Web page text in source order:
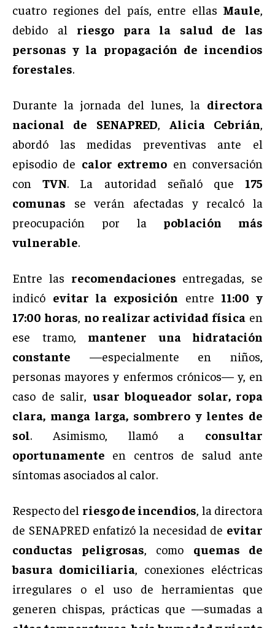
cuatro regiones del país, entre ellas Maule,
debido al riesgo para la salud de las
personas y la propagación de incendios
forestales.
Durante la jornada del lunes, la directora
nacional de SENAPRED, Alicia Cebrián,
abordó las medidas preventivas ante el
episodio de calor extremo en conversación
conTVN. La autoridad señaló que 175
comunas se verán afectadas y recalcó la
preocupación por la población más
vulnerable.
Entre las recomendaciones entregadas, se
indicó evitar la exposición entre 11:00 y
17:00 horas, no realizar actividad física en
ese tramo, mantener una hidratación
constante —especialmente en niños,
personas mayores y enfermos crónicos— y, en
caso de salir, usar bloqueador solar, ropa
clara, manga larga, sombrero y lentes de
sol. Asimismo, llamó a consultar
oportunamente en centros de salud ante
síntomas asociados al calor.
Respecto del riesgo de incendios, la directora
de SENAPRED enfatizó la necesidad de evitar
conductas peligrosas, como quemas de
basura domiciliaria, conexiones eléctricas
irregulares o el uso de herramientas que
generen chispas, prácticas que —sumadas a